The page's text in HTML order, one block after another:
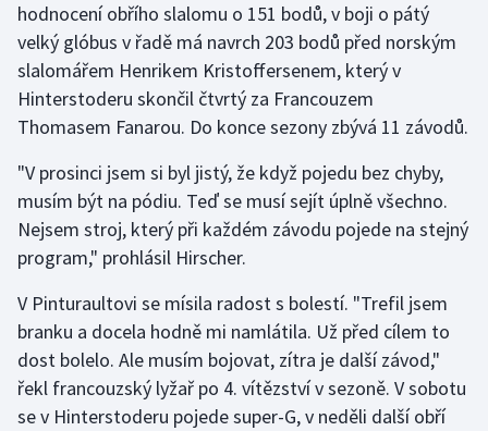
Lezení
Lyže a snowboard
Moderní pětiboj
Motorsport
Olympijské hry
Parasport
Plavání
Plážový volejbal
hodnocení obřího slalomu o 151 bodů, v boji o pátý
velký glóbus v řadě má navrch 203 bodů před norským
slalomářem Henrikem Kristoffersenem, který v
Hinterstoderu skončil čtvrtý za Francouzem
Thomasem Fanarou. Do konce sezony zbývá 11 závodů.
"V prosinci jsem si byl jistý, že když pojedu bez chyby,
musím být na pódiu. Teď se musí sejít úplně všechno.
Nejsem stroj, který při každém závodu pojede na stejný
program," prohlásil Hirscher.
V Pinturaultovi se mísila radost s bolestí. "Trefil jsem
branku a docela hodně mi namlátila. Už před cílem to
dost bolelo. Ale musím bojovat, zítra je další závod,"
řekl francouzský lyžař po 4. vítězství v sezoně. V sobotu
se v Hinterstoderu pojede super-G, v neděli další obří